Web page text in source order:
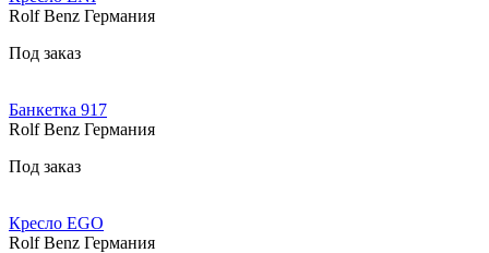
Rolf Benz Германия
Под заказ
Банкетка 917
Rolf Benz Германия
Под заказ
Кресло EGO
Rolf Benz Германия